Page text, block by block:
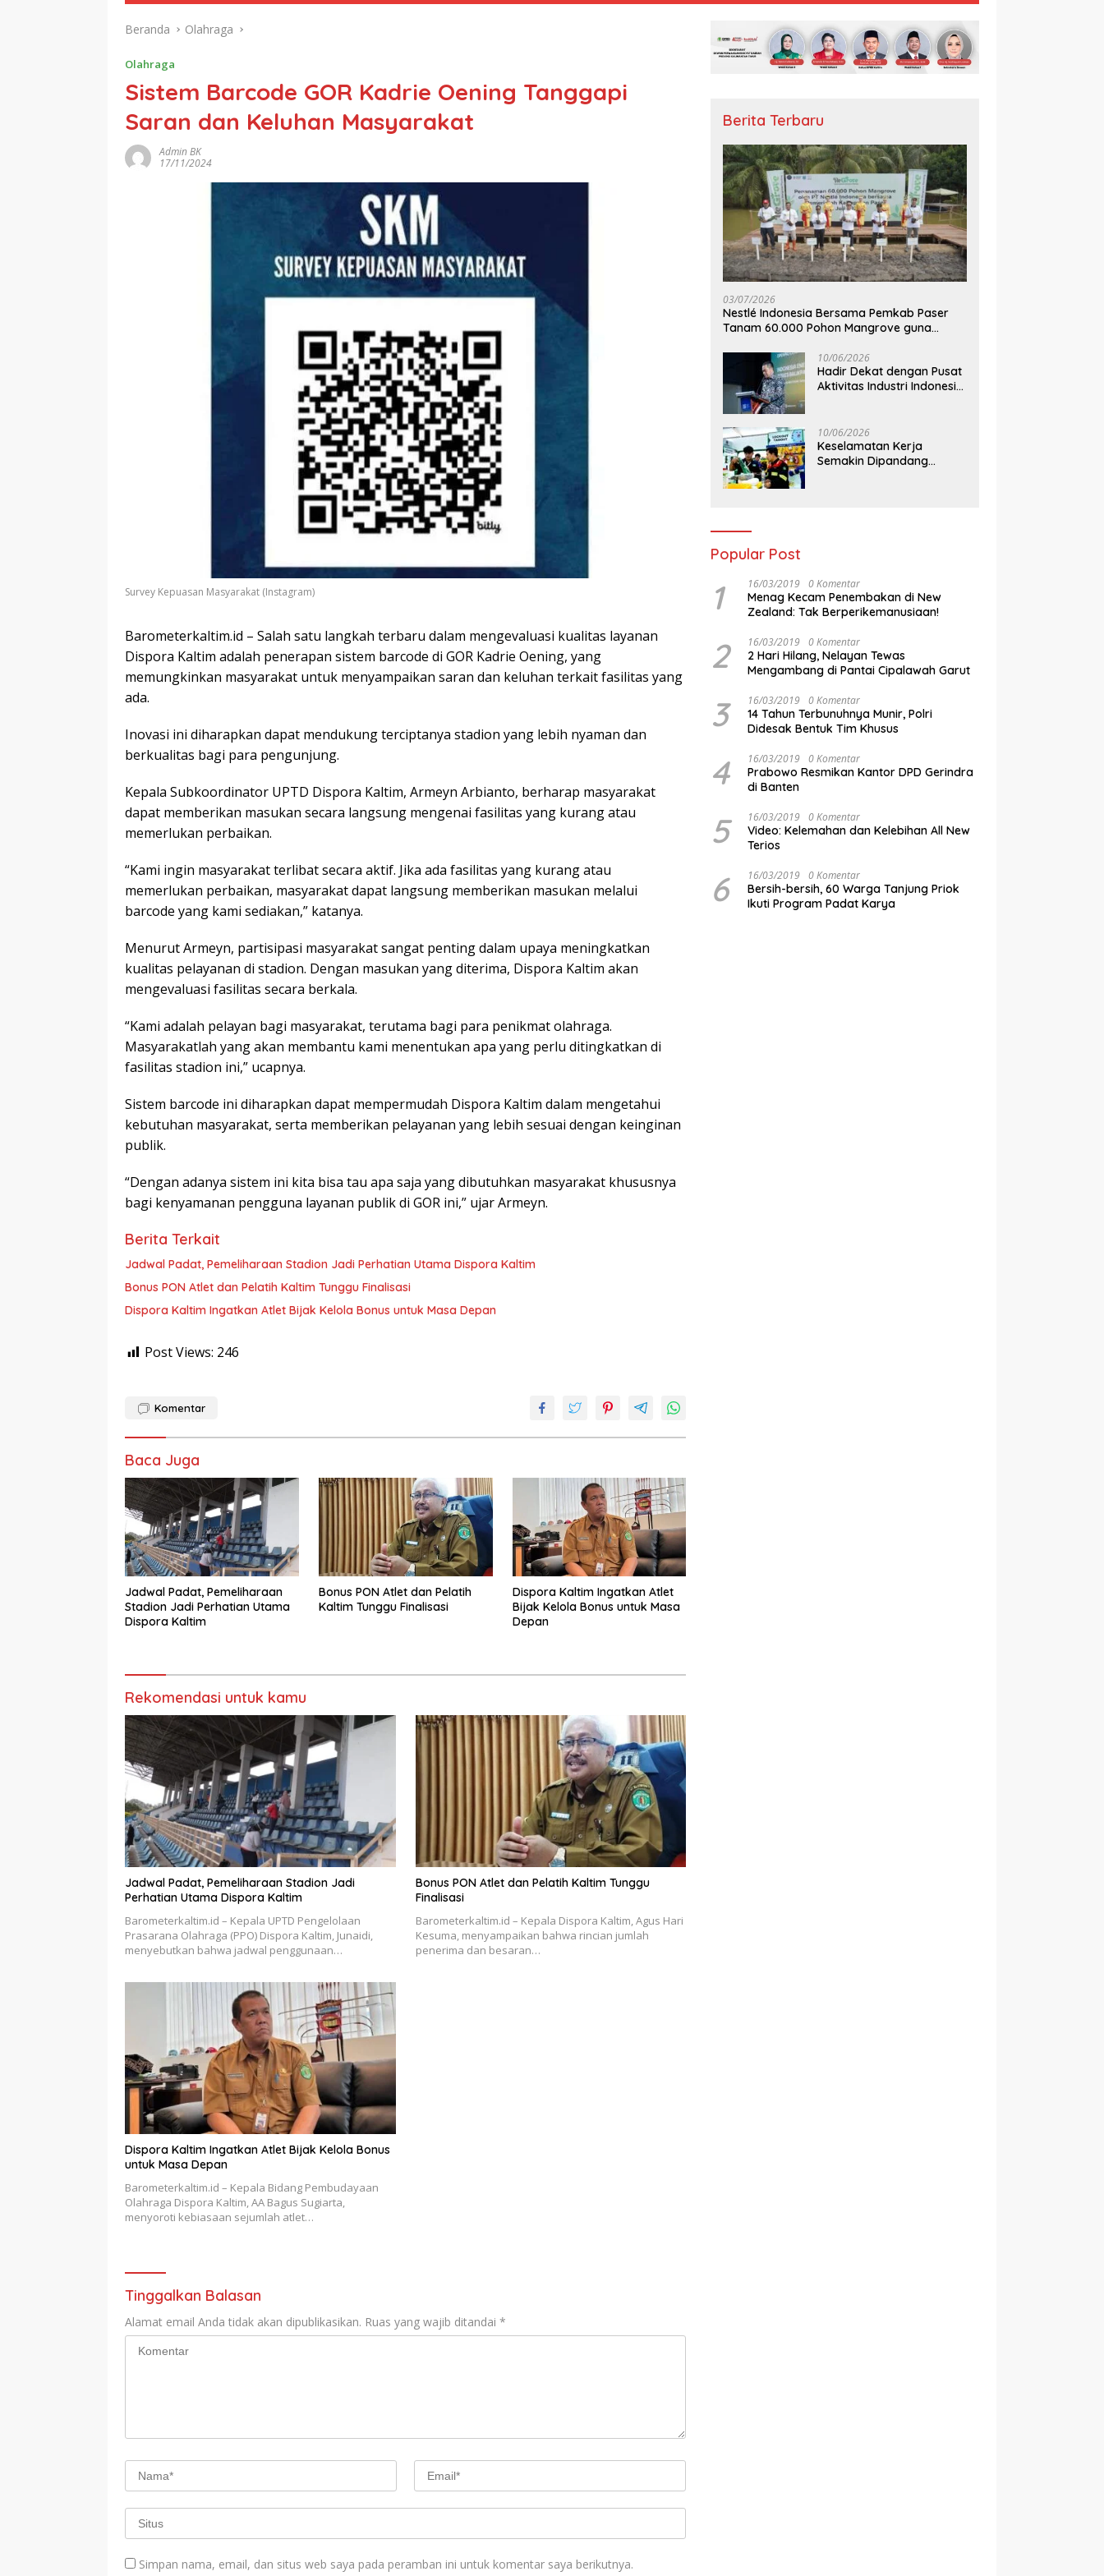
Beranda Olahraga
Olahraga
Sistem Barcode GOR Kadrie Oening Tanggapi
Saran dan Keluhan Masyarakat
Admin BK
17/11/2024
Survey Kepuasan Masyarakat (Instagram)
Barometerkaltim.id – Salah satu langkah terbaru dalam mengevaluasi kualitas layanan
Dispora Kaltim adalah penerapan sistem barcode di GOR Kadrie Oening, yang
memungkinkan masyarakat untuk menyampaikan saran dan keluhan terkait fasilitas yang
ada.
Inovasi ini diharapkan dapat mendukung terciptanya stadion yang lebih nyaman dan
berkualitas bagi para pengunjung.
Kepala Subkoordinator UPTD Dispora Kaltim, Armeyn Arbianto, berharap masyarakat
dapat memberikan masukan secara langsung mengenai fasilitas yang kurang atau
memerlukan perbaikan.
“Kami ingin masyarakat terlibat secara aktif. Jika ada fasilitas yang kurang atau
memerlukan perbaikan, masyarakat dapat langsung memberikan masukan melalui
barcode yang kami sediakan,” katanya.
Menurut Armeyn, partisipasi masyarakat sangat penting dalam upaya meningkatkan
kualitas pelayanan di stadion. Dengan masukan yang diterima, Dispora Kaltim akan
mengevaluasi fasilitas secara berkala.
“Kami adalah pelayan bagi masyarakat, terutama bagi para penikmat olahraga.
Masyarakatlah yang akan membantu kami menentukan apa yang perlu ditingkatkan di
fasilitas stadion ini,” ucapnya.
Sistem barcode ini diharapkan dapat mempermudah Dispora Kaltim dalam mengetahui
kebutuhan masyarakat, serta memberikan pelayanan yang lebih sesuai dengan keinginan
publik.
“Dengan adanya sistem ini kita bisa tau apa saja yang dibutuhkan masyarakat khususnya
bagi kenyamanan pengguna layanan publik di GOR ini,” ujar Armeyn.
Berita Terkait
Jadwal Padat, Pemeliharaan Stadion Jadi Perhatian Utama Dispora Kaltim
Bonus PON Atlet dan Pelatih Kaltim Tunggu Finalisasi
Dispora Kaltim Ingatkan Atlet Bijak Kelola Bonus untuk Masa Depan
Post Views: 246
Komentar
Baca Juga
Jadwal Padat, Pemeliharaan
Stadion Jadi Perhatian Utama
Dispora Kaltim
Bonus PON Atlet dan Pelatih
Kaltim Tunggu Finalisasi
Dispora Kaltim Ingatkan Atlet
Bijak Kelola Bonus untuk Masa
Depan
Rekomendasi untuk kamu
Jadwal Padat, Pemeliharaan Stadion Jadi
Perhatian Utama Dispora Kaltim
Barometerkaltim.id – Kepala UPTD Pengelolaan
Prasarana Olahraga (PPO) Dispora Kaltim, Junaidi,
menyebutkan bahwa jadwal penggunaan…
Bonus PON Atlet dan Pelatih Kaltim Tunggu
Finalisasi
Barometerkaltim.id – Kepala Dispora Kaltim, Agus Hari
Kesuma, menyampaikan bahwa rincian jumlah
penerima dan besaran…
Dispora Kaltim Ingatkan Atlet Bijak Kelola Bonus
untuk Masa Depan
Barometerkaltim.id – Kepala Bidang Pembudayaan
Olahraga Dispora Kaltim, AA Bagus Sugiarta,
menyoroti kebiasaan sejumlah atlet…
Tinggalkan Balasan
Alamat email Anda tidak akan dipublikasikan. Ruas yang wajib ditandai *
Simpan nama, email, dan situs web saya pada peramban ini untuk komentar saya berikutnya.
Berita Terbaru
03/07/2026
Nestlé Indonesia Bersama Pemkab Paser
Tanam 60.000 Pohon Mangrove guna
10/06/2026
Hadir Dekat dengan Pusat
Aktivitas Industri Indonesia
Balikpapan
10/06/2026
Keselamatan Kerja
Semakin Dipandang
Popular Post
1 16/03/2019 0 Komentar
Menag Kecam Penembakan di New
Zealand: Tak Berperikemanusiaan!
2 16/03/2019 0 Komentar
2 Hari Hilang, Nelayan Tewas
Mengambang di Pantai Cipalawah Garut
3 16/03/2019 0 Komentar
14 Tahun Terbunuhnya Munir, Polri
Didesak Bentuk Tim Khusus
4 16/03/2019 0 Komentar
Prabowo Resmikan Kantor DPD Gerindra
di Banten
5 16/03/2019 0 Komentar
Video: Kelemahan dan Kelebihan All New
Terios
6 16/03/2019 0 Komentar
Bersih-bersih, 60 Warga Tanjung Priok
Ikuti Program Padat Karya